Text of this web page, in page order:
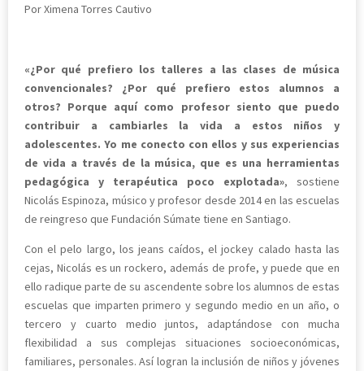
Por Ximena Torres Cautivo
«¿Por qué prefiero los talleres a las clases de música
convencionales? ¿Por qué prefiero estos alumnos a
otros? Porque aquí como profesor siento que puedo
contribuir a cambiarles la vida a estos niños y
adolescentes. Yo me conecto con ellos y sus experiencias
de vida a través de la música, que es una herramientas
pedagógica y terapéutica poco explotada», sostiene
Nicolás Espinoza, músico y profesor desde 2014 en las escuelas
de reingreso que Fundación Súmate tiene en Santiago.
Con el pelo largo, los jeans caídos, el jockey calado hasta las
cejas, Nicolás es un rockero, además de profe, y puede que en
ello radique parte de su ascendente sobre los alumnos de estas
escuelas que imparten primero y segundo medio en un año, o
tercero y cuarto medio juntos, adaptándose con mucha
flexibilidad a sus complejas situaciones socioeconómicas,
familiares, personales. Así logran la inclusión de niños y jóvenes